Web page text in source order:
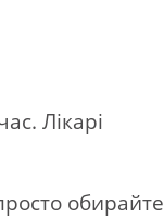
Лікарі
обирайте